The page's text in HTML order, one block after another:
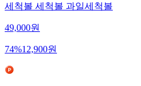
세척볼 세척볼 과일세척볼
49,000원
74%12,900원